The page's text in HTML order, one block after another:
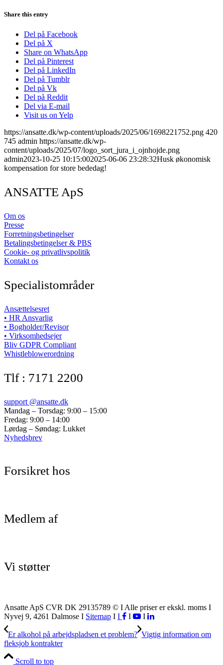
Share this entry
Del på Facebook
Del på X
Share on WhatsApp
Del på Pinterest
Del på LinkedIn
Del på Tumblr
Del på Vk
Del på Reddit
Del via E-mail
Visit us on Yelp
https://ansatte.dk/wp-content/uploads/2025/06/1698221752.png 420
745 admin https://ansatte.dk/wp-
content/uploads/2025/07/logo_sort_jura_i_ojnhojde.png
admin2023-10-25 10:15:002025-06-06 23:28:32Husk økonomisk
kompensation for store bededag!
ANSATTE ApS
Om os
Presse
Forretningsbetingelser
Betalingsbetingelser & PBS
Cookie- og privatlivspolitik
Kontakt os
Specialistområder
Ansættelsesret
• HR Ansvarlig
• Bogholder/Revisor
• Virksomhedsejer
Bliv GDPR Compliant
Whistleblowerordning
Tlf : 7171 2200
support @ansatte.dk
Mandag – Torsdag: 9:00 – 15:00
Fredag: 9:00 – 14:00
Lørdag – Søndag: Lukket
Nyhedsbrev
Forsikret hos
Medlem af
Vi støtter
Ansatte ApS CVR DK 29135789 © I Alle priser er ekskl. moms I
Nyvej 9, 4261 Dalmose I Sitemap I I I I
Er alkohol på arbejdspladsen et problem? Vigtig information om
fleksjob kontrakter
Scroll to top